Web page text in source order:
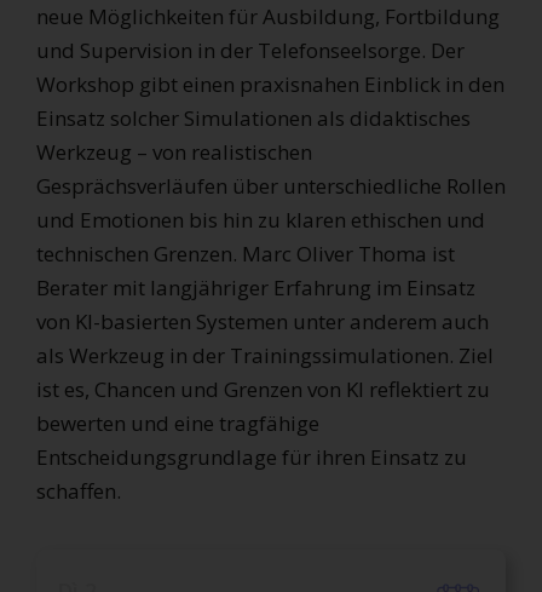
neue Möglichkeiten für Ausbildung, Fortbildung
und Supervision in der Telefonseelsorge. Der
Workshop gibt einen praxisnahen Einblick in den
Einsatz solcher Simulationen als didaktisches
Werkzeug – von realistischen
Gesprächsverläufen über unterschiedliche Rollen
und Emotionen bis hin zu klaren ethischen und
technischen Grenzen. Marc Oliver Thoma ist
Berater mit langjähriger Erfahrung im Einsatz
von KI-basierten Systemen unter anderem auch
als Werkzeug in der Trainingssimulationen. Ziel
ist es, Chancen und Grenzen von KI reflektiert zu
bewerten und eine tragfähige
Entscheidungsgrundlage für ihren Einsatz zu
schaffen.